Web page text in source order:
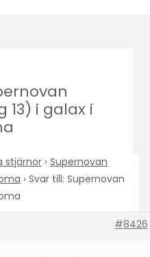
13) i galax i
stjärnor › Supernovan
› Svar till: Supernovan
#8426